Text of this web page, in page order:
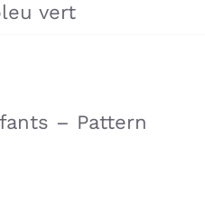
vert
– Pattern